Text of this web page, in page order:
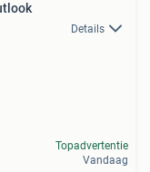
Details
Topadvertentie
Vandaag